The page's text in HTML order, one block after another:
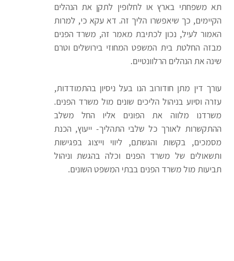
תא משפחתי בארץ או לחלופין לתקן את הנהלים
הקיימים, כך שיאפשרו הליך זה. דא עקא כי, למרות
האמור לעיל, נכון לכתיבת מאמר זה, משרד הפנים
מבזה החלטת בית המשפט המחוזי בירושלים וטרם
שינה את הנהלים הרלוונטיים.
עורך דין מתן חודורוב הנו בעל ניסיון בהתמודדות,
עזרה וסיוע בניהול הליכים שונים מול משרד הפנים.
משרדנו מלווה את הפונים אליו החל משלב
ההתקשרות לאורך כל שלבי התהליך- ייעוץ, הכנת
מסמכים, בקשות והגשתם, ליווי וייצוג בפגישות
ותשאולים של משרד הפנים וכלה בהגשת וניהול
תביעות מול משרד הפנים בבתי המשפט השונים.